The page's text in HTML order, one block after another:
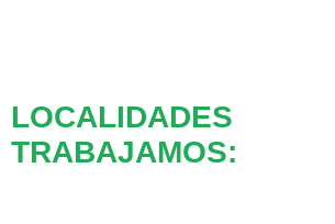
LOCALIDADES
TRABAJAMOS: